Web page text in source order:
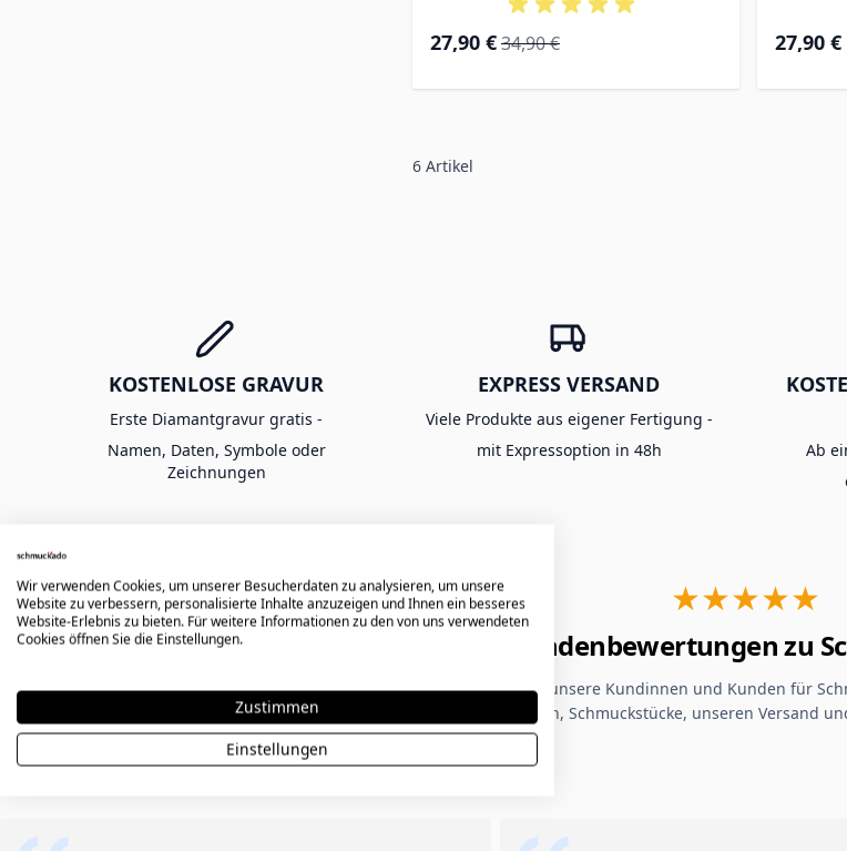
Special Price
27,90 € Regular Price
34,90 € 27,90 €
6 Artikel
KOSTENLOSE GRAVUR
Erste Diamantgravur gratis -
Namen, Daten, Symbole oder
Zeichnungen
EXPRESS VERSAND
Viele Produkte aus eigener Fertigung -
mit Expressoption in 48h
Ab
★★★★★
Kundenbewertungen zu
Erfahre, warum sich unsere Kundinnen und Kunden für
unsere Gravuren, Schmuckstücke, unseren Versand
Ausgewählte Google-Bewertungen
Wir verwenden Cookies, um unserer Besucherdaten zu analysieren, um unsere
Website zu verbessern, personalisierte Inhalte anzuzeigen und Ihnen ein besseres
Website-Erlebnis zu bieten. Für weitere Informationen zu den von uns verwendeten
Cookies öffnen Sie die Einstellungen.
Zustimmen
Einstellungen